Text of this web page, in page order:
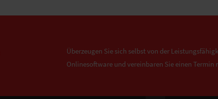
Überzeugen Sie sich selbst von der
Onlinesoftware und vereinbaren Sie einen Termin